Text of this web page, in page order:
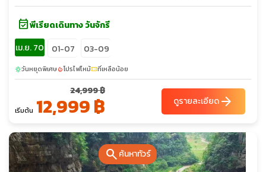
searchค้นหาทัวร์
event_availableพีเรียดเดินทาง วันจักรี
เม.ย. 70
01-07 03-09
sunnyวันหยุดพิเศษlocal_fire_departmentโปรไฟไหม้confirmation_numberที่เหลือน้อย
เริ่มต้น
24,999 ฿
12,999 ฿ ดูรายละเอียดarrow_forward